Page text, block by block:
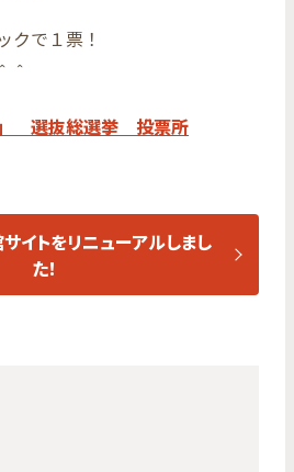
クで１票！
＾
」 選抜総選挙 投票所
サイトをリニューアルしまし
た！